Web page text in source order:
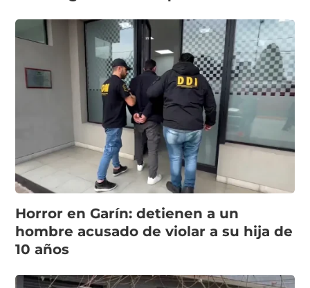
Horror en Garín: detienen a un
hombre acusado de violar a su hija de
10 años